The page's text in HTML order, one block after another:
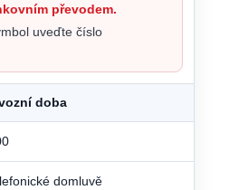
převodem.
uveďte číslo
doba
domluvě